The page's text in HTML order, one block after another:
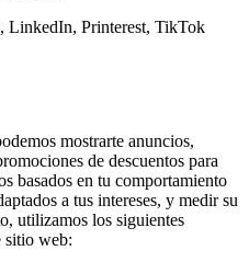
LinkedIn, Printerest, TikTok
mostrarte anuncios,
de descuentos para
basados en tu comportamiento
a tus intereses, y medir su
utilizamos los siguientes
sitio web: